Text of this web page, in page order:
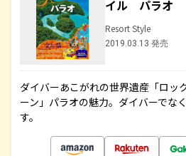
イル パラオ
Resort Style
2019.03.13 発売
ダイバーあこがれの世界遺産「ロッ
ーン」パラオの魅力。ダイバーでな
す。